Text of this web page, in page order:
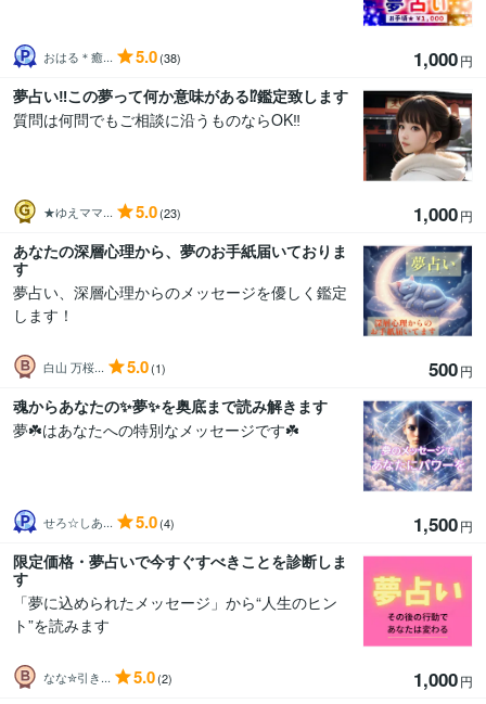
おはる＊癒... 5.0(38) 1,000円
夢占い‼️この夢って何か意味がある⁉️鑑定致します
質問は何問でもご相談に沿うものならOK‼️
★ゆえママ... 5.0(23) 1,000円
あなたの深層心理から、夢のお手紙届いておりま
す
夢占い、深層心理からのメッセージを優しく鑑定
します！
白山 万桜... 5.0(1) 500円
魂からあなたの✨夢✨を奥底まで読み解きます
夢☘️はあなたへの特別なメッセージです☘️
せろ☆しあ... 5.0(4) 1,500円
限定価格・夢占いで今すぐすべきことを診断しま
す
「夢に込められたメッセージ」から“人生のヒン
ト”を読みます
なな✮引き... 5.0(2) 1,000円